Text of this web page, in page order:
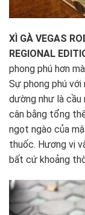
XÌ GÀ VEGAS
REGIONAL
phong phú hơn
Sự phong phú
dường như là cầu
cân bằng tổng
ngọt ngào của
thuốc. Hương vị
bất cứ khoảng